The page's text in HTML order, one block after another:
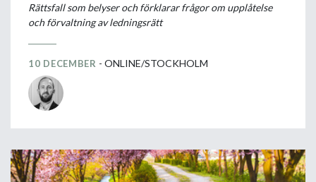
Rättsfall som belyser och förklarar frågor om upplåtelse
och förvaltning av ledningsrätt
10 DECEMBER - ONLINE/STOCKHOLM